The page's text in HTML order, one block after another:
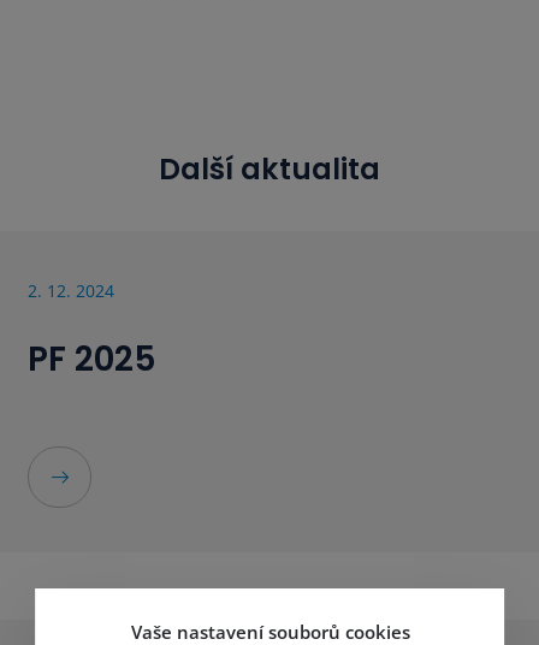
Další aktualita
2. 12. 2024
PF 2025
Vaše nastavení souborů cookies